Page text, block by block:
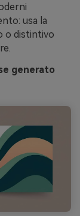
usa la
o distintivo
generato